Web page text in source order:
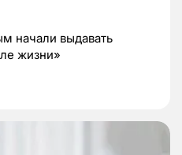
начали выдавать
жизни»